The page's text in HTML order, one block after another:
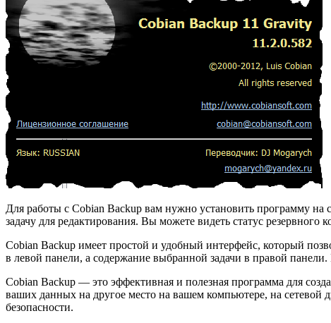
Для работы с Cobian Backup вам нужно установить программу на
задачу для редактирования. Вы можете видеть статус
Cobian Backup имеет простой и удобный интерфейс, который
в левой панели, а содержание выбранной задачи в правой
Cobian Backup — это эффективная и полезная программа для
ваших данных на другое место на вашем компьютере, на
безопасности.